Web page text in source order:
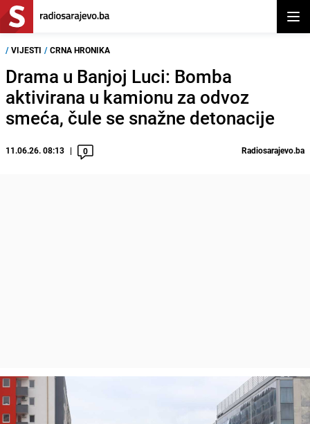
/ VIJESTI / CRNA HRONIKA
Drama u Banjoj Luci: Bomba
aktivirana u kamionu za odvoz
smeća, čule se snažne detonacije
11.06.26. 08:13 0 Radiosarajevo.ba